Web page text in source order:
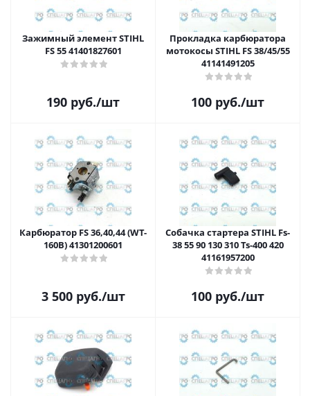
Зажимный элемент STIHL
FS 55 41401827601
190 руб./шт
Прокладка карбюратора
мотокосы STIHL FS 38/45/55
41141491205
100 руб./шт
Карбюратор FS 36,40,44 (WT-
160B) 41301200601
3 500руб./шт
Собачка стартера STIHL Fs-
38 55 90 130 310 Ts-400 420
41161957200
100 руб./шт